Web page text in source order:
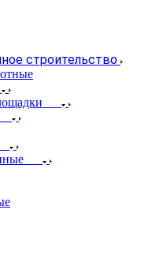
строительство